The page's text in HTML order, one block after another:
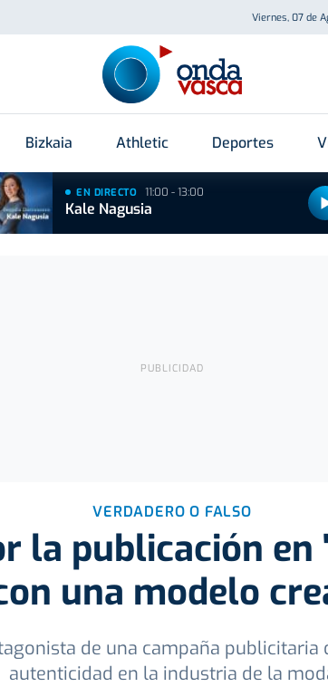
Viernes, 07 de
Bizkaia Athletic Deportes
EN DIRECTO 11:00 - 13:00
Kale Nagusia
VERDADERO O FALSO
la publicación en
una modelo
de una campaña publicitaria
autenticidad en la industria de la